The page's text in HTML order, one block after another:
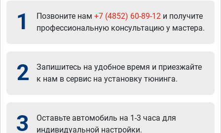
1 Позвоните нам +7 (4852) 60-89-12 и получите
профессиональную консультацию у мастера.
2
Запишитесь на удобное время и приезжайте
к нам в сервис на установку тюнинга.
3
Оставьте автомобиль на 1-3 часа для
индивидуальной настройки.